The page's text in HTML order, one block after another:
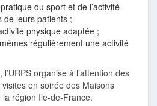
du sport et de l’activité
de leurs patients ;
physique adaptée ;
régulièrement une activité
organise à l’attention des
en soirée des Maisons
région Ile-de-France.